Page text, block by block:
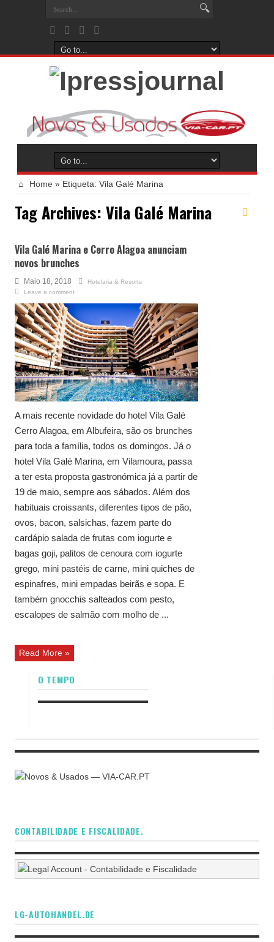
Home » Etiqueta: Vila Galé Marina
Tag Archives: Vila Galé Marina
Vila Galé Marina e Cerro Alagoa anunciam
novos brunches
Maio 18, 2018
Hotelaria & Resorts
Leave a comment
A mais recente novidade do hotel Vila Galé
Cerro Alagoa, em Albufeira, são os brunches
para toda a família, todos os domingos. Já o
hotel Vila Galé Marina, em Vilamoura, passa
a ter esta proposta gastronómica já a partir de
19 de maio, sempre aos sábados. Além dos
habituais croissants, diferentes tipos de pão,
ovos, bacon, salsichas, fazem parte do
cardápio salada de frutas com iogurte e
bagas goji, palitos de cenoura com iogurte
grego, mini pastéis de carne, mini quiches de
espinafres, mini empadas beirãs e sopa. E
também gnocchis salteados com pesto,
escalopes de salmão com molho de ...
Read More »
O TEMPO
CONTABILIDADE E FISCALIDADE.
LG-AUTOHANDEL.DE